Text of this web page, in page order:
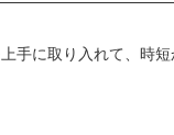
手に取り入れて、時